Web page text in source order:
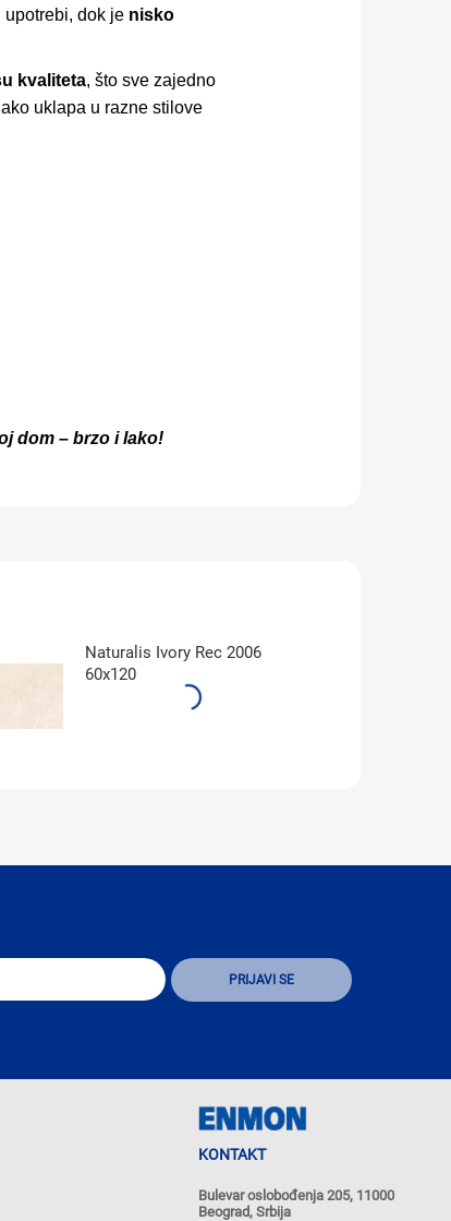
dok je nisko
kvaliteta, što sve zajedno
uklapa u razne stilove
dom – brzo i lako!
Naturalis Ivory Rec 2006
60x120
KONTAKT
Bulevar oslobođenja 205, 11000
Beograd, Srbija